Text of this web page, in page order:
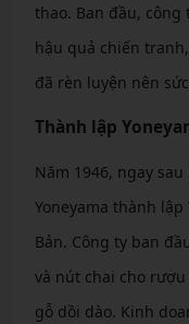
thao. Ban đầu,
hậu quả chiến
đã rèn luyện nên
Thành lập
Năm 1946, ngay
Yoneyama thành
Bản. Công ty ban
và nút chai cho
gỗ dồi dào. Kinh